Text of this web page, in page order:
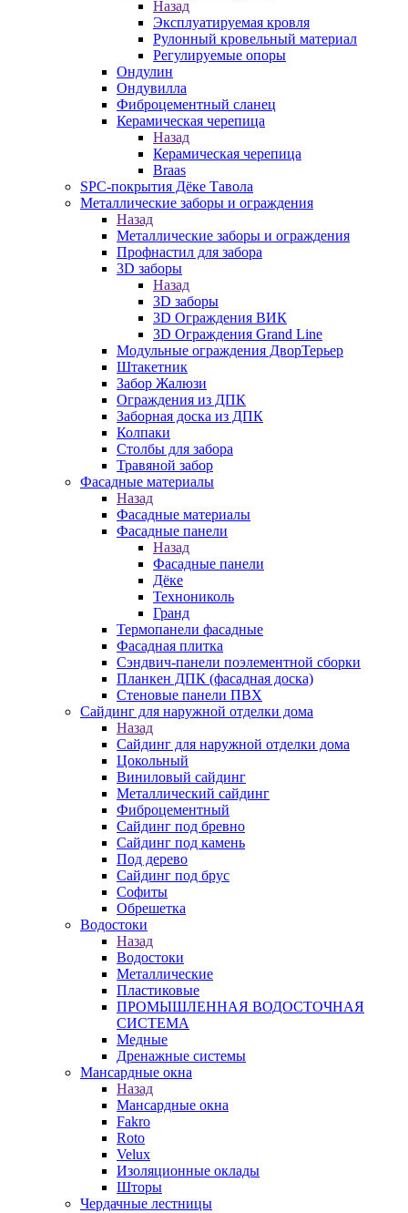
Назад
Эксплуатируемая кровля
Рулонный кровельный материал
Регулируемые опоры
Ондулин
Ондувилла
Фиброцементный сланец
Керамическая черепица
Назад
Керамическая черепица
Braas
SPC-покрытия Дёке Тавола
Металлические заборы и ограждения
Назад
Металлические заборы и ограждения
Профнастил для забора
3D заборы
Назад
3D заборы
3D Ограждения ВИК
3D Ограждения Grand Line
Модульные ограждения ДворТерьер
Штакетник
Забор Жалюзи
Ограждения из ДПК
Заборная доска из ДПК
Колпаки
Столбы для забора
Травяной забор
Фасадные материалы
Назад
Фасадные материалы
Фасадные панели
Назад
Фасадные панели
Дёке
Технониколь
Гранд
Термопанели фасадные
Фасадная плитка
Сэндвич-панели поэлементной сборки
Планкен ДПК (фасадная доска)
Стеновые панели ПВХ
Сайдинг для наружной отделки дома
Назад
Сайдинг для наружной отделки дома
Цокольный
Виниловый сайдинг
Металлический сайдинг
Фиброцементный
Сайдинг под бревно
Сайдинг под камень
Под дерево
Сайдинг под брус
Софиты
Обрешетка
Водостоки
Назад
Водостоки
Металлические
Пластиковые
ПРОМЫШЛЕННАЯ ВОДОСТОЧНАЯ
СИСТЕМА
Медные
Дренажные системы
Мансардные окна
Назад
Мансардные окна
Fakro
Roto
Velux
Изоляционные оклады
Шторы
Чердачные лестницы